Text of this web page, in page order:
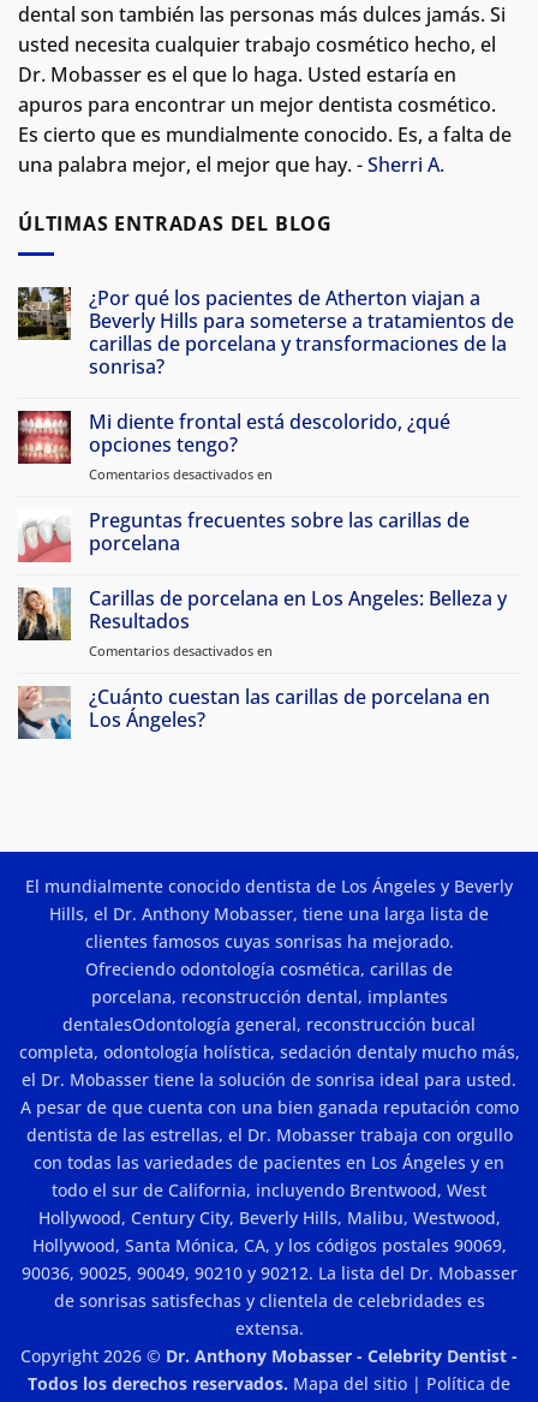
dental son también las personas más dulces jamás. Si
usted necesita cualquier trabajo cosmético hecho, el
Dr. Mobasser es el que lo haga. Usted estaría en
apuros para encontrar un mejor dentista cosmético.
Es cierto que es mundialmente conocido. Es, a falta de
una palabra mejor, el mejor que hay. -Sherri A.
ÚLTIMAS ENTRADAS DEL BLOG
¿Por qué los pacientes de Atherton viajan a
Beverly Hills para someterse a tratamientos de
carillas de porcelana y transformaciones de la
sonrisa?
Por
qué
los
pacientes
viajan
Beverly
hacerse
carillas
de
porcelana
y
de
sonrisa
Mi diente frontal está descolorido, ¿qué
opciones tengo?
Comentarios desactivados en
diente
¿qué
Preguntas frecuentes sobre las carillas de
porcelana
Preguntas
frecuentes
sobre
las
porcelana
Carillas de porcelana en Los Angeles: Belleza y
Resultados
Comentarios desactivados en
de
¿Cuánto cuestan las carillas de porcelana en
Los Ángeles?
porcelana
Los
El mundialmente conocido dentista de Los Ángeles y Beverly
Hills, el Dr. Anthony Mobasser, tiene una larga lista de
clientes famosos cuyas sonrisas ha mejorado.
Ofreciendo odontología cosmética, carillas de
porcelana, reconstrucción dental, implantes
dentalesOdontología general, reconstrucción bucal
completa, odontología holística, sedación dentaly mucho más,
el Dr. Mobasser tiene la solución de sonrisa ideal para usted.
A pesar de que cuenta con una bien ganada reputación como
dentista de las estrellas, el Dr. Mobasser trabaja con orgullo
con todas las variedades de pacientes en Los Ángeles y en
todo el sur de California, incluyendo Brentwood, West
Hollywood, Century City, Beverly Hills, Malibu, Westwood,
Hollywood, Santa Mónica, CA, y los códigos postales 90069,
90036, 90025, 90049, 90210 y 90212. La lista del Dr. Mobasser
de sonrisas satisfechas y clientela de celebridades es
extensa.
Copyright 2026 © Dr. Anthony Mobasser - Celebrity Dentist -
Todos los derechos reservados. Mapa del sitio | Política de